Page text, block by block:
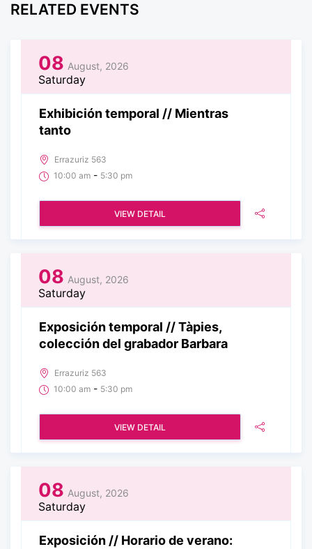
RELATED EVENTS
08 August, 2026
Saturday
Exhibición temporal // Mientras
tanto
Errazuriz 563
10:00 am - 5:30 pm
VIEW DETAIL
08 August, 2026
Saturday
Exposición temporal // Tàpies,
colección del grabador Barbara
Errazuriz 563
10:00 am - 5:30 pm
VIEW DETAIL
08 August, 2026
Saturday
Exposición // Horario de verano: